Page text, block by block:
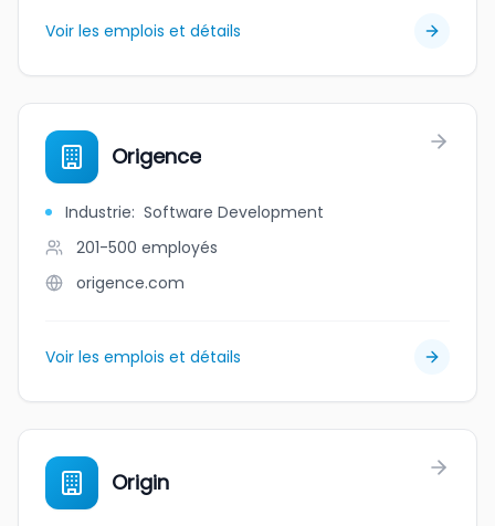
Voir les emplois et détails
Origence
Industrie: Software Development
201-500 employés
origence.com
Voir les emplois et détails
Origin